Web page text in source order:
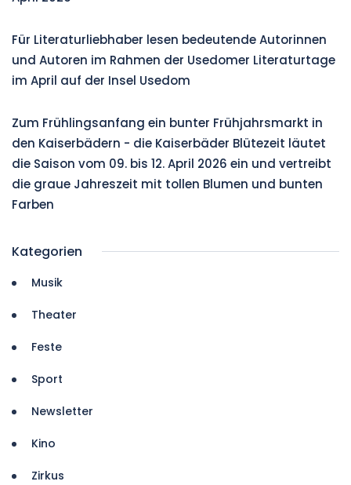
Für Literaturliebhaber lesen bedeutende Autorinnen
und Autoren im Rahmen der Usedomer Literaturtage
im April auf der Insel Usedom
Zum Frühlingsanfang ein bunter Frühjahrsmarkt in
den Kaiserbädern - die Kaiserbäder Blütezeit läutet
die Saison vom 09. bis 12. April 2026 ein und vertreibt
die graue Jahreszeit mit tollen Blumen und bunten
Farben
Kategorien
Musik
Theater
Feste
Sport
Newsletter
Kino
Zirkus